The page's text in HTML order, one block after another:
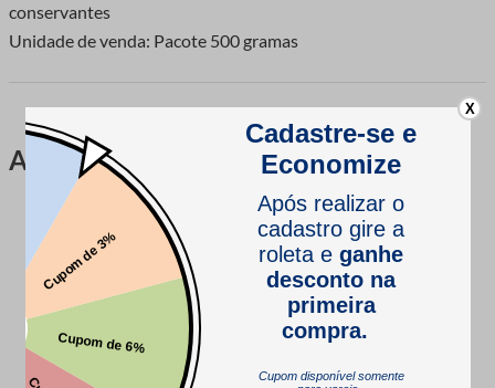
conservantes
Unidade de venda: Pacote 500 gramas
Avaliações
Este produto ainda não tem avaliações
SEJA O PRIMEIRO A AVALIAR
X